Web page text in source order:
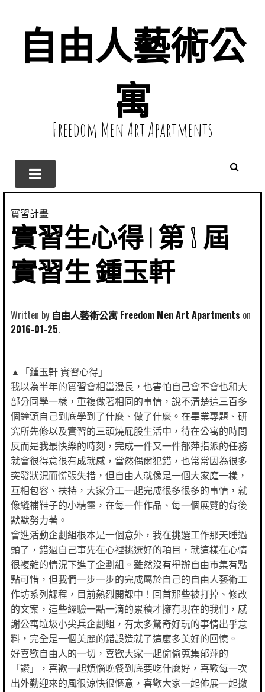
自由人藝術公
寓
Freedom Men Art Apartments
實習計畫
實習生心得 | 第 8 屆
實習生 鍾玉軒
Written by 自由人藝術公寓 Freedom Men Art Apartments
2016-01-25
▲「鍾玉軒 實習心得」
我以為半年的實習會相當漫長，也害怕自己會不會也和大
部分同學一樣，重複做著相同的事情，說不清楚這三百多
個鐘頭自己到底學到了什麼、做了什麼。在畢業專題、研
究所先修以及實習的三頭燒屁股生活中，待在公寓的時間
反而是我最快樂的時刻，完成一件又一件郁萍指派的任務
就會很得意很有成就感，當然偶爾犯錯，也常常因為很多
突發狀況而慌張失措，但自由人就像是一個大家庭一樣，
互相包容、扶持，大家分工一起完成很多很多的事情，就
像縫補鞋子的小精靈，在每一件作品、每一個展覽的背後
默默努力著。
會進活動企劃組根本是一個意外，我在挑選工作那天睡過
頭了，錯過自己事先在心裡挑選好的項目，就這樣在心情
很複雜的情況下進了企劃組。雖然沒有舉辦自由市集有點
點可惜，但我們一步一步的完成屬於自己的自由人藝術工
作坊系列課程，目前熱烈開課中！回首那些被打掉、修改
的文案，這些經驗一點一滴的累積才擁有現在的我們，感
謝公寓垃圾小尖兵企劃組，有太多驚奇好玩的事情出乎意
料，完全是一個美麗的錯誤造就了這麼多美好的回憶。
好喜歡自由人的一切，喜歡大家一起偷偷蒐集郁萍的
「讚」，喜歡一起煩惱晚餐到底要吃什麼好，喜歡每一次
出外勤迎來的風很涼快很愜意，喜歡大家一起佈展一起撤